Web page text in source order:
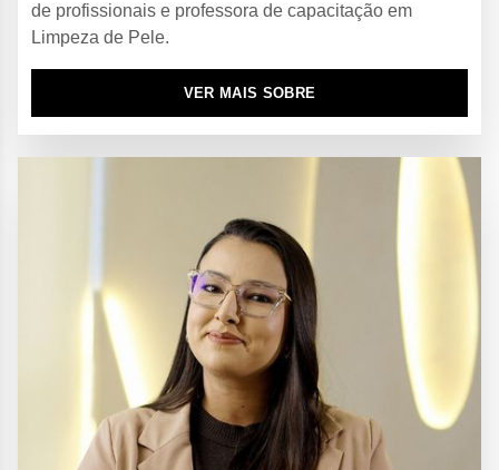
de profissionais e professora de capacitação em
Limpeza de Pele.
VER MAIS SOBRE